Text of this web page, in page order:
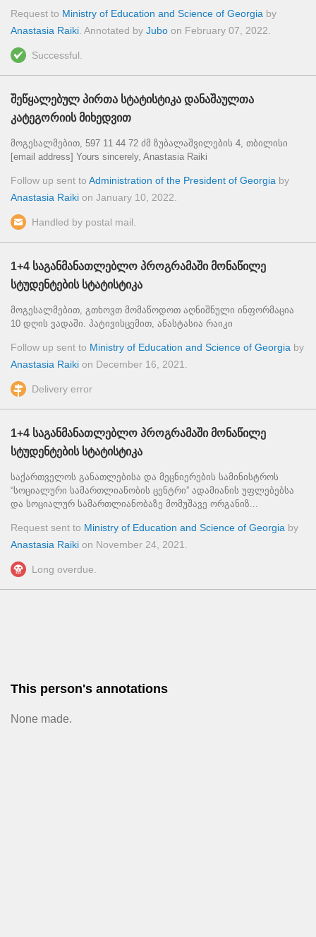
Request to Ministry of Education and Science of Georgia by
Anastasia Raiki . Annotated by Jubo on February 07, 2022
Successful.
შეწყალებულ პირთა სტატისტიკა დანაშაულთა
კატეგორიის მიხედვით
მოგესალმებით, 597 11 44 72 ძმ ზუბალაშვილების 4, თბილისი
[email address] Yours sincerely, Anastasia Raiki
Follow up sent to Administration of the President of Georgia by
Anastasia Raiki on January 10, 2022
Handled by postal mail.
1+4 საგანმანათლებლო პროგრამაში მონაწილე
სტუდენტების სტატისტიკა
მოგესალმებით, გთხოვთ მომაწოდოთ აღნიშნული ინფორმაცია
10 დღის ვადაში. პატივისცემით, ანასტასია რაიკი
Follow up sent to Ministry of Education and Science of Georgia by
Anastasia Raiki on December 16, 2021
Delivery error
1+4 საგანმანათლებლო პროგრამაში მონაწილე
სტუდენტების სტატისტიკა
საქართველოს განათლებისა და მეცნიერების სამინისტროს
“სოციალური სამართლიანობის ცენტრი” ადამიანის უფლებებსა
და სოციალურ სამართლიანობაზე მომუშავე ორგანიზ...
Request sent to Ministry of Education and Science of Georgia by
Anastasia Raiki on November 24, 2021
Long overdue.
This person's annotations
None made.